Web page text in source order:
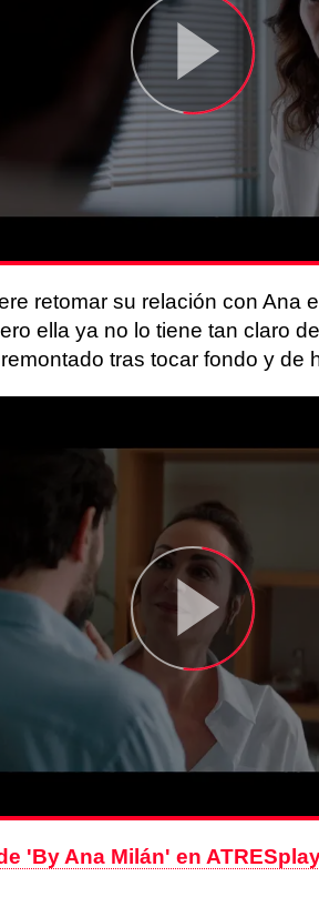
retomar su relación con Ana
ella ya no lo tiene tan claro
tras tocar fondo y de
'By Ana Milán' en